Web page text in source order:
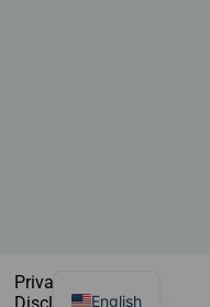
Privacyverklaring
English